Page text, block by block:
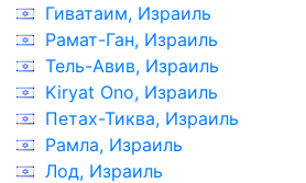
Гиватаим, Израиль
Рамат-Ган, Израиль
Тель-Авив, Израиль
Kiryat Ono, Израиль
Петах-Тиква, Израиль
Рамла, Израиль
Лод, Израиль